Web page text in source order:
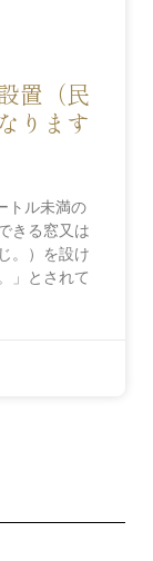
置（民
ります
トル未満の
きる窓又は
。）を設け
」とされて